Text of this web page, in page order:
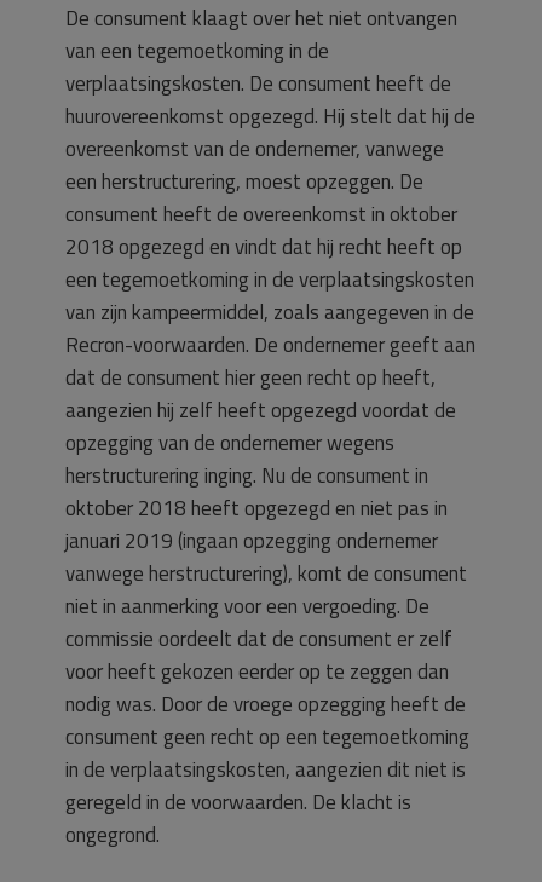
De consument klaagt over het niet ontvangen
van een tegemoetkoming in de
verplaatsingskosten. De consument heeft de
huurovereenkomst opgezegd. Hij stelt dat hij de
overeenkomst van de ondernemer, vanwege
een herstructurering, moest opzeggen. De
consument heeft de overeenkomst in oktober
2018 opgezegd en vindt dat hij recht heeft op
een tegemoetkoming in de verplaatsingskosten
van zijn kampeermiddel, zoals aangegeven in de
Recron-voorwaarden. De ondernemer geeft aan
dat de consument hier geen recht op heeft,
aangezien hij zelf heeft opgezegd voordat de
opzegging van de ondernemer wegens
herstructurering inging. Nu de consument in
oktober 2018 heeft opgezegd en niet pas in
januari 2019 (ingaan opzegging ondernemer
vanwege herstructurering), komt de consument
niet in aanmerking voor een vergoeding. De
commissie oordeelt dat de consument er zelf
voor heeft gekozen eerder op te zeggen dan
nodig was. Door de vroege opzegging heeft de
consument geen recht op een tegemoetkoming
in de verplaatsingskosten, aangezien dit niet is
geregeld in de voorwaarden. De klacht is
ongegrond.